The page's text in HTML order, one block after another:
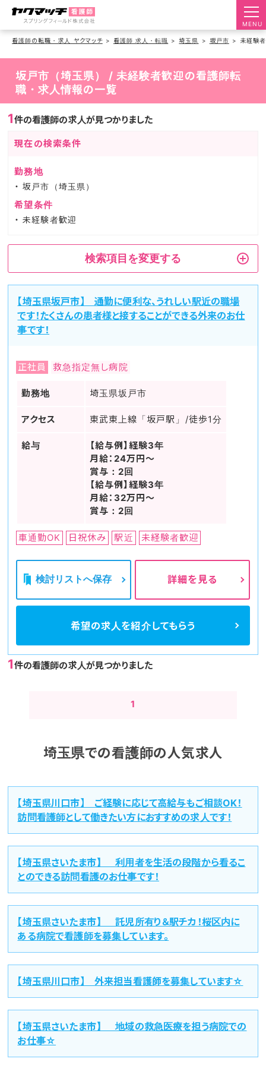
MENU
看護師の転職・求人 ヤクマッチ 看護師 求人・転職 埼玉県 坂戸市 未経験
坂戸市（埼玉県） / 未経験者歓迎の看護師転
職・求人情報の一覧
1件の看護師の求人が見つかりました
現在の検索条件
勤務地
坂戸市（埼玉県）
希望条件
未経験者歓迎
検索項目を変更する
【埼玉県坂戸市】 通勤に便利な、うれしい駅近の職場
です！たくさんの患者様と接することができる外来のお仕
事です！
正社員 救急指定無し病院
勤務地 埼玉県坂戸市
アクセス 東武東上線「坂戸駅」/徒歩1分
給与
【給与例】経験3年
月給：24万円～
賞与：2回
【給与例】経験3年
月給：32万円～
賞与：2回
車通勤OK 日祝休み 駅近 未経験者歓迎
検討リストへ保存 詳細を見る
希望の求人を紹介してもらう
1件の看護師の求人が見つかりました
1
埼玉県での看護師の人気求人
【埼玉県川口市】 ご経験に応じて高給与もご相談OK！
訪問看護師として働きたい方におすすめの求人です！
【埼玉県さいたま市】 利用者を生活の段階から看るこ
とのできる訪問看護のお仕事です！
【埼玉県さいたま市】 託児所有り＆駅チカ！桜区内に
ある病院で看護師を募集しています。
【埼玉県川口市】 外来担当看護師を募集しています☆
【埼玉県さいたま市】 地域の救急医療を担う病院での
お仕事☆